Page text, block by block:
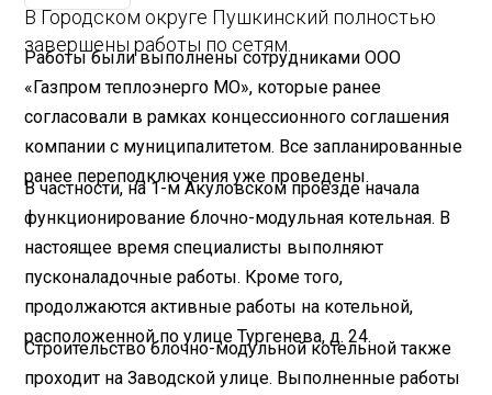
В Городском округе Пушкинский полностью
завершены работы по сетям.
Работы были выполнены сотрудниками ООО
«Газпром теплоэнерго МО», которые ранее
согласовали в рамках концессионного соглашения
компании с муниципалитетом. Все запланированные
ранее переподключения уже проведены.
В частности, на 1-м Акуловском проезде начала
функционирование блочно-модульная котельная. В
настоящее время специалисты выполняют
пусконаладочные работы. Кроме того,
продолжаются активные работы на котельной,
расположенной по улице Тургенева, д. 24.
Строительство блочно-модульной котельной также
проходит на Заводской улице. Выполненные работы